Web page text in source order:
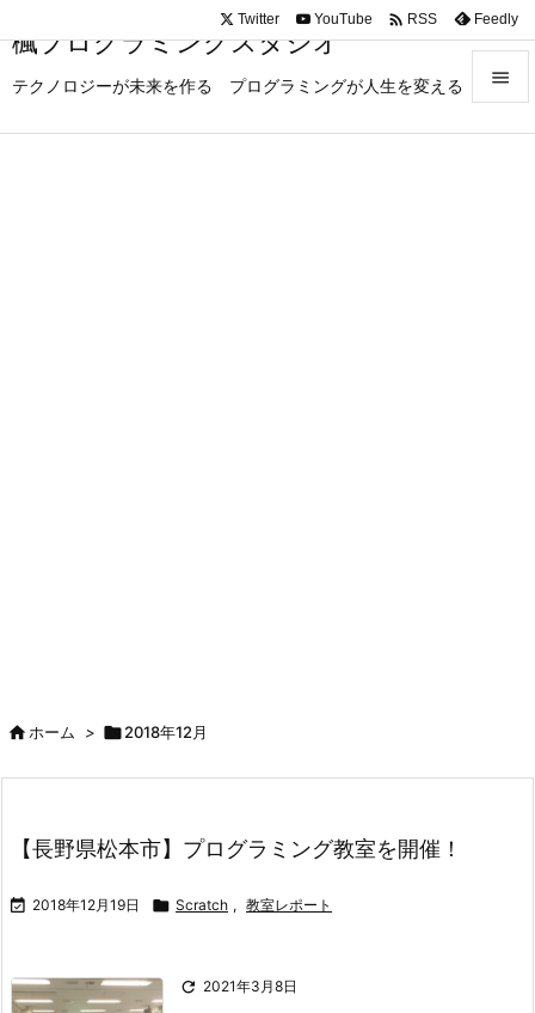
楓プログラミングスタジオ
テクノロジーが未来を作る プログラミングが人生を変える 

Twitter YouTube  RSS Feedly
ホーム > 2018年12月
【長野県松本市】プログラミング教室を開催！
 2018年12月19日  Scratch , 教室レポート
 2021年3月8日